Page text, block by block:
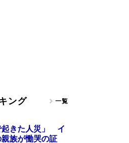
ング 一覧
起きた人災」 イ
族が慟哭の証